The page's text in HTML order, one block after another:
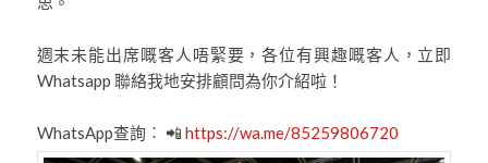
週末未能出席嘅客人唔緊要，各位有興趣嘅客人，立即
Whatsapp 聯絡我地安排顧問為你介紹啦！
WhatsApp查詢︰ 📲 https://wa.me/85259806720